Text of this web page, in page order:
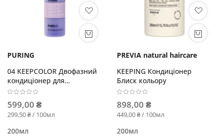
PURING
04 KEEPCOLOR Двофазний
кондиціонер для
фарбованого волосся
599,00 ₴
299,50 ₴ / 100мл
200мл
PREVIA natural haircare
KEEPING Кондиціонер
Блиск кольору
898,00 ₴
449,00 ₴ / 100мл
200мл